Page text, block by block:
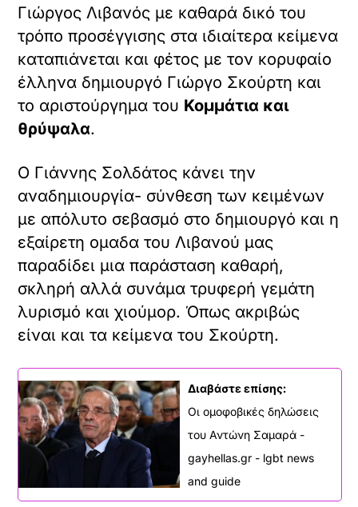
Γιώργος Λιβανός με καθαρά δικό του
τρόπο προσέγγισης στα ιδιαίτερα κείμενα
καταπιάνεται και φέτος με τον κορυφαίο
έλληνα δημιουργό Γιώργο Σκούρτη και
το αριστούργημα του Κομμάτια και
θρύψαλα.
Ο Γιάννης Σολδάτος κάνει την
αναδημιουργία- σύνθεση των κειμένων
με απόλυτο σεβασμό στο δημιουργό και η
εξαίρετη ομαδα του Λιβανού μας
παραδίδει μια παράσταση καθαρή,
σκληρή αλλά συνάμα τρυφερή γεμάτη
λυρισμό και χιούμορ. Όπως ακριβώς
είναι και τα κείμενα του Σκούρτη.
Διαβάστε επίσης:
Οι ομοφοβικές δηλώσεις
του Αντώνη Σαμαρά -
gayhellas.gr - lgbt news
and guide